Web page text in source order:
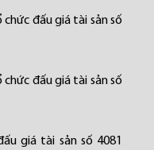
đấu giá tài sản số
đấu giá tài sản số
giá tài sản số 4081